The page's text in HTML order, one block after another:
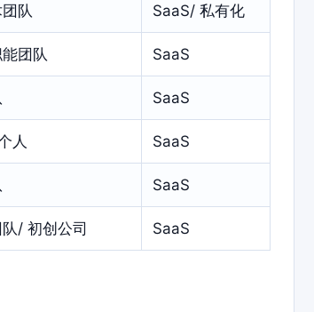
队 SaaS/ 私有化
团队 SaaS
SaaS
人 SaaS
SaaS
/ 初创公司 SaaS